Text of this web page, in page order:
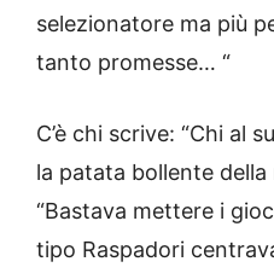
selezionatore ma più
tanto promesse… “
C’è chi scrive: “Chi al
la patata bollente della
“Bastava mettere i
tipo Raspadori